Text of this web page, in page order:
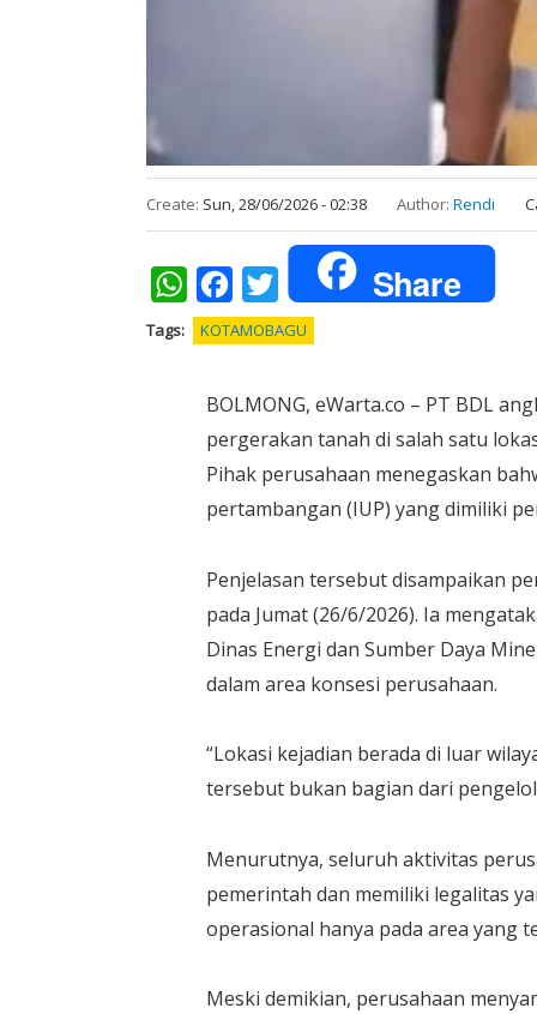
Create: Sun, 28/06/2026 - 02:38 Author: Rendi
WhatsAppFacebookTwitter Share
Tags KOTAMOBAGU
BOLMONG, eWarta.co – PT BDL
pergerakan tanah di salah satu
Pihak perusahaan menegaskan
pertambangan (IUP) yang dimiliki
Penjelasan tersebut disampaikan
pada Jumat (26/6/2026). Ia
Dinas Energi dan Sumber Daya
dalam area konsesi perusahaan.
“Lokasi kejadian berada di luar
tersebut bukan bagian dari
Menurutnya, seluruh aktivitas
pemerintah dan memiliki legalitas
operasional hanya pada area yang
Meski demikian, perusahaan